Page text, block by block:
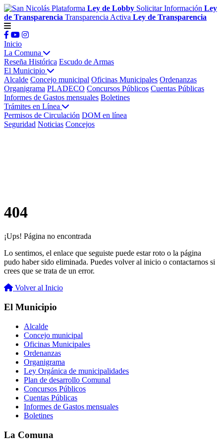
Plataforma Ley de Lobby Solicitar Información Ley
de Transparencia Transparencia Activa Ley de Transparencia
Inicio
La Comuna
Reseña Histórica Escudo de Armas
El Municipio
Alcalde Concejo municipal Oficinas Municipales Ordenanzas
Organigrama PLADECO Concursos Públicos Cuentas Públicas
Informes de Gastos mensuales Boletines
Trámites en Línea
Permisos de Circulación DOM en línea
Seguridad Noticias Concejos
404
¡Ups! Página no encontrada
Lo sentimos, el enlace que seguiste puede estar roto o la página
pudo haber sido eliminada. Puedes volver al inicio o contactarnos si
crees que se trata de un error.
Volver al Inicio
El Municipio
Alcalde
Concejo municipal
Oficinas Municipales
Ordenanzas
Organigrama
Ley Orgánica de municipalidades
Plan de desarrollo Comunal
Concursos Públicos
Cuentas Públicas
Informes de Gastos mensuales
Boletines
La Comuna